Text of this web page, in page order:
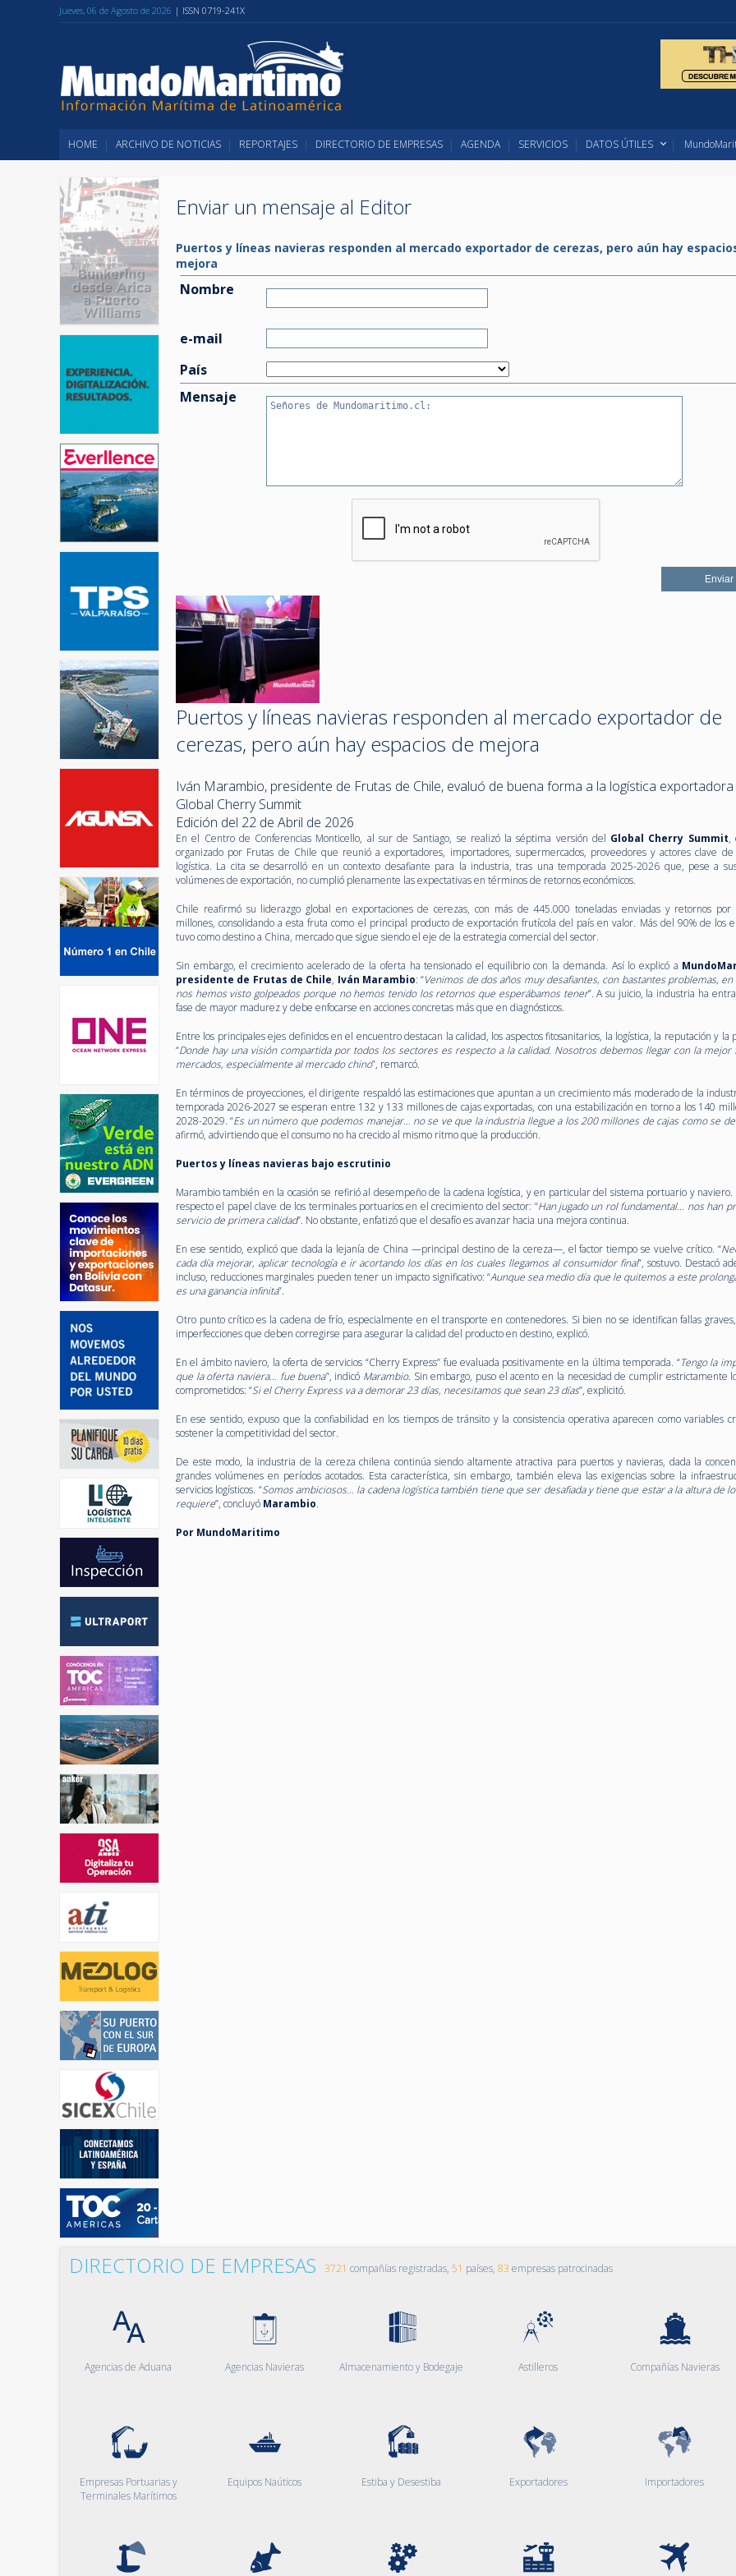
Jueves, 06 de Agosto de 2026 | ISSN 0719-241X
HOME ARCHIVO DE NOTICIAS REPORTAJES DIRECTORIO DE EMPRESAS AGENDA SERVICIOS DATOS ÚTILES
Enviar un mensaje al Editor
Puertos y líneas navieras responden al mercado exportador de cerezas, pero aún hay
mejora
Nombre
e-mail
País
Mensaje
Puertos y líneas navieras responden al mercado exportador de
cerezas, pero aún hay espacios de mejora
Iván Marambio, presidente de Frutas de Chile, evaluó de buena forma a la logística exportadora
Global Cherry Summit
Edición del 22 de Abril de 2026
En el Centro de Conferencias Monticello, al sur de Santiago, se realizó la séptima versión del Global Cherry Summit,
organizado por Frutas de Chile que reunió a exportadores, importadores, supermercados, proveedores y actores clave de
logística. La cita se desarrolló en un contexto desafiante para la industria, tras una temporada 2025-2026 que, pese a
volúmenes de exportación, no cumplió plenamente las expectativas en términos de retornos económicos.
Chile reafirmó su liderazgo global en exportaciones de cerezas, con más de 445.000 toneladas enviadas y retornos por
millones, consolidando a esta fruta como el principal producto de exportación frutícola del país en valor. Más del 90% de los
tuvo como destino a China, mercado que sigue siendo el eje de la estrategia comercial del sector.
Sin embargo, el crecimiento acelerado de la oferta ha tensionado el equilibrio con la demanda. Así lo explicó a
presidente de Frutas de Chile, Iván Marambio: “Venimos de dos años muy desafiantes, con bastantes problemas,
nos hemos visto golpeados porque no hemos tenido los retornos que esperábamos tener”. A su juicio, la industria ha
fase de mayor madurez y debe enfocarse en acciones concretas más que en diagnósticos.
Entre los principales ejes definidos en el encuentro destacan la calidad, los aspectos fitosanitarios, la logística, la reputación y la
“Donde hay una visión compartida por todos los sectores es respecto a la calidad. Nosotros debemos llegar con la mejor
mercados, especialmente al mercado chino”, remarcó.
En términos de proyecciones, el dirigente respaldó las estimaciones que apuntan a un crecimiento más moderado de la
temporada 2026-2027 se esperan entre 132 y 133 millones de cajas exportadas, con una estabilización en torno a los 140
2028-2029. “Es un número que podemos manejar… no se ve que la industria llegue a los 200 millones de cajas como se
afirmó, advirtiendo que el consumo no ha crecido al mismo ritmo que la producción.
Puertos y líneas navieras bajo escrutinio
Marambio también en la ocasión se refirió al desempeño de la cadena logística, y en particular del sistema portuario y naviero.
respecto el papel clave de los terminales portuarios en el crecimiento del sector: “Han jugado un rol fundamental… nos han
servicio de primera calidad”. No obstante, enfatizó que el desafío es avanzar hacia una mejora continua.
En ese sentido, explicó que dada la lejanía de China —principal destino de la cereza—, el factor tiempo se vuelve crítico. “
cada día mejorar, aplicar tecnología e ir acortando los días en los cuales llegamos al consumidor final”, sostuvo. Destacó
incluso, reducciones marginales pueden tener un impacto significativo: “Aunque sea medio día que le quitemos a este
es una ganancia infinita”.
Otro punto crítico es la cadena de frío, especialmente en el transporte en contenedores. Si bien no se identifican fallas
imperfecciones que deben corregirse para asegurar la calidad del producto en destino, explicó.
En el ámbito naviero, la oferta de servicios “Cherry Express” fue evaluada positivamente en la última temporada. “Tengo la
que la oferta naviera… fue buena”, indicó Marambio. Sin embargo, puso el acento en la necesidad de cumplir estrictamente
comprometidos: “Si el Cherry Express va a demorar 23 días, necesitamos que sean 23 días”, explicitó.
En ese sentido, expuso que la confiabilidad en los tiempos de tránsito y la consistencia operativa aparecen como variables
sostener la competitividad del sector.
De este modo, la industria de la cereza chilena continúa siendo altamente atractiva para puertos y navieras, dada la
grandes volúmenes en períodos acotados. Esta característica, sin embargo, también eleva las exigencias sobre la
servicios logísticos. “Somos ambiciosos… la cadena logística también tiene que ser desafiada y tiene que estar a la altura de
requiere”, concluyó Marambio.
Por MundoMaritimo
DIRECTORIO DE EMPRESAS 3721 compañías registradas, 51 países, 83 empresas patrocinadas
Agencias de Aduana Agencias Navieras Almacenamiento y Bodegaje Astilleros Compañías Navieras
Empresas Portuarias y
Terminales Marítimos
Equipos Naúticos Estiba y Desestiba Exportadores Importadores